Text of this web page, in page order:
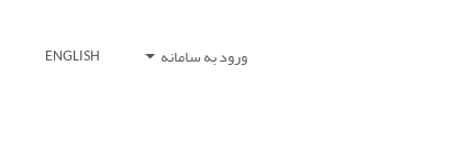
ورود به سامانه ENGLISH